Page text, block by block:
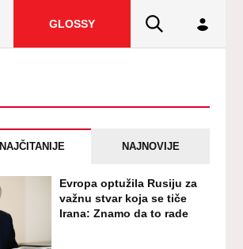
GLOSSY
NAJČITANIJE NAJNOVIJE
Evropa optužila Rusiju za
važnu stvar koja se tiče
Irana: Znamo da to rade